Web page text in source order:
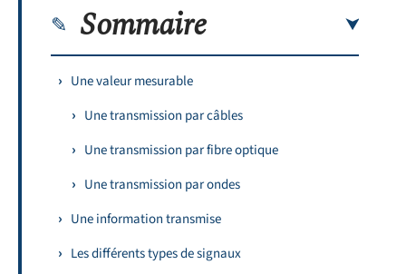
Sommaire
Une valeur mesurable
Une transmission par câbles
Une transmission par fibre optique
Une transmission par ondes
Une information transmise
Les différents types de signaux